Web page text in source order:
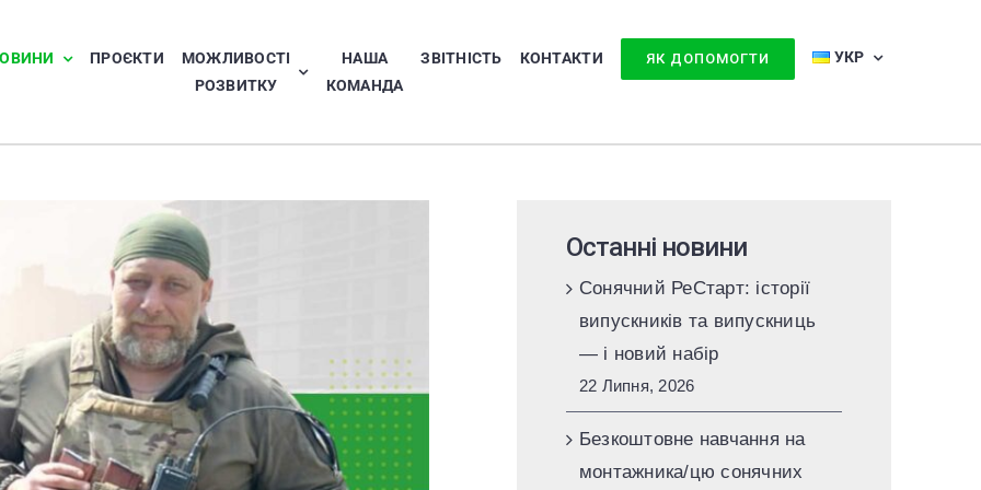
ПРОЄКТИ
МОЖЛИВОСТІ
РОЗВИТКУ
НАША
КОМАНДА
ЗВІТНІСТЬ КОНТАКТИ ЯК ДОПОМОГТИ УКР
Останні новини
Сонячний РеСтарт: історії
випускників та випускниць
— і новий набір
22 Липня, 2026
Безкоштовне навчання на
монтажника/цю сонячних